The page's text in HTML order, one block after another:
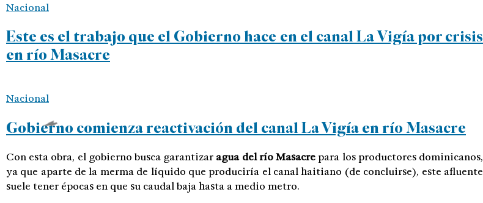
Nacional
Este es el trabajo que el Gobierno hace en el canal La Vigía por crisis
en río Masacre
Nacional
Gobierno comienza reactivación del canal La Vigía en río Masacre
Con esta obra, el gobierno busca garantizar agua del río Masacre para los productores dominicanos,
ya que aparte de la merma de líquido que produciría el canal haitiano (de concluirse), este afluente
suele tener épocas en que su caudal baja hasta a medio metro.